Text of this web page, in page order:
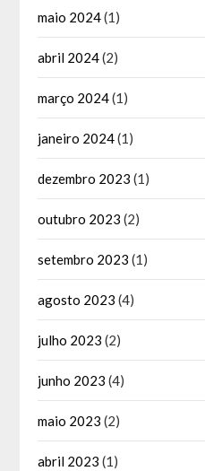
maio 2024(1)
abril 2024(2)
março 2024(1)
janeiro 2024(1)
dezembro 2023 (1)
outubro 2023 (2)
setembro 2023 (1)
agosto 2023 (4)
julho 2023 (2)
junho 2023 (4)
maio 2023 (2)
abril 2023 (1)